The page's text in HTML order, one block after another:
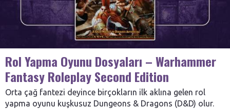
Rol Yapma Oyunu Dosyaları – Warhammer
Fantasy Roleplay Second Edition
Orta çağ fantezi deyince birçokların ilk aklına gelen rol
yapma oyunu kuşkusuz Dungeons & Dragons (D&D) olur.